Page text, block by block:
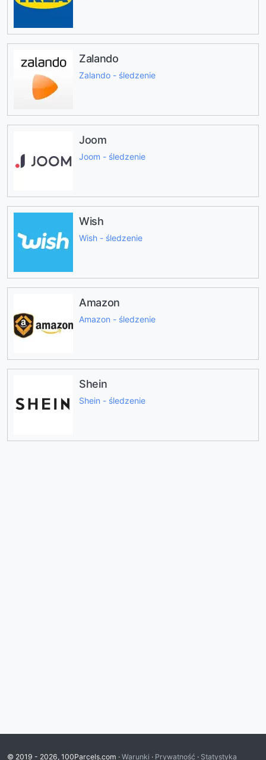
Zalando
Zalando - śledzenie
Joom
Joom - śledzenie
Wish
Wish - śledzenie
Amazon
Amazon - śledzenie
Shein
Shein - śledzenie
© 2019 - 2026, 100Parcels.com · Warunki · Prywatność · Statystyka